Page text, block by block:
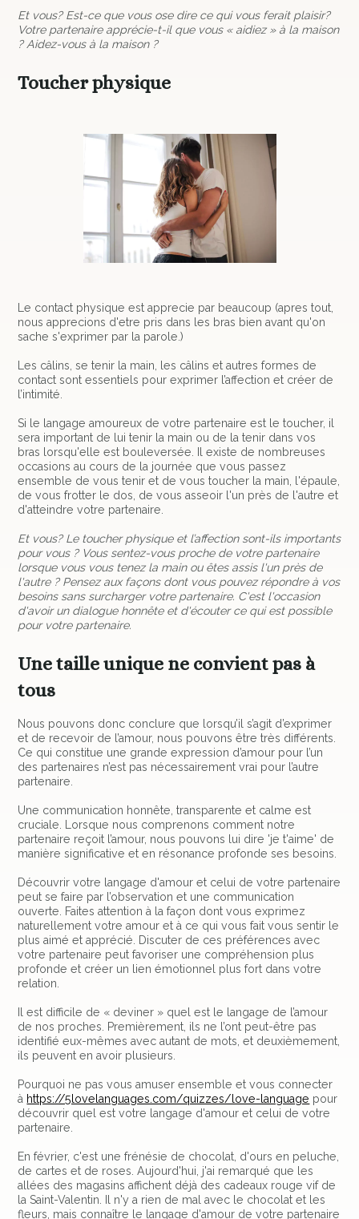
Et vous? Est-ce que vous ose dire ce qui vous ferait plaisir?
Votre partenaire apprécie-t-il que vous « aidiez » à la maison
? Aidez-vous à la maison ?
Toucher physique
Le contact physique est apprecie par beaucoup (apres tout,
nous apprecions d'etre pris dans les bras bien avant qu'on
sache s'exprimer par la parole.)
Les câlins, se tenir la main, les câlins et autres formes de
contact sont essentiels pour exprimer l’affection et créer de
l’intimité.
Si le langage amoureux de votre partenaire est le toucher, il
sera important de lui tenir la main ou de la tenir dans vos
bras lorsqu'elle est bouleversée. Il existe de nombreuses
occasions au cours de la journée que vous passez
ensemble de vous tenir et de vous toucher la main, l'épaule,
de vous frotter le dos, de vous asseoir l'un près de l'autre et
d'atteindre votre partenaire.
Et vous? Le toucher physique et l’affection sont-ils importants
pour vous ? Vous sentez-vous proche de votre partenaire
lorsque vous vous tenez la main ou êtes assis l'un près de
l'autre ? Pensez aux façons dont vous pouvez répondre à vos
besoins sans surcharger votre partenaire. C'est l'occasion
d'avoir un dialogue honnête et d'écouter ce qui est possible
pour votre partenaire.
Une taille unique ne convient pas à
tous
Nous pouvons donc conclure que lorsqu’il s’agit d’exprimer
et de recevoir de l’amour, nous pouvons être très différents.
Ce qui constitue une grande expression d’amour pour l’un
des partenaires n’est pas nécessairement vrai pour l’autre
partenaire.
Une communication honnête, transparente et calme est
cruciale. Lorsque nous comprenons comment notre
partenaire reçoit l’amour, nous pouvons lui dire 'je t'aime' de
manière significative et en résonance profonde ses besoins.
Découvrir votre langage d'amour et celui de votre partenaire
peut se faire par l’observation et une communication
ouverte. Faites attention à la façon dont vous exprimez
naturellement votre amour et à ce qui vous fait vous sentir le
plus aimé et apprécié. Discuter de ces préférences avec
votre partenaire peut favoriser une compréhension plus
profonde et créer un lien émotionnel plus fort dans votre
relation.
Il est difficile de « deviner » quel est le langage de l’amour
de nos proches. Premièrement, ils ne l’ont peut-être pas
identifié eux-mêmes avec autant de mots, et deuxièmement,
ils peuvent en avoir plusieurs.
Pourquoi ne pas vous amuser ensemble et vous connecter
à https://5lovelanguages.com/quizzes/love-language pour
découvrir quel est votre langage d'amour et celui de votre
partenaire.
En février, c'est une frénésie de chocolat, d'ours en peluche,
de cartes et de roses. Aujourd'hui, j'ai remarqué que les
allées des magasins affichent déjà des cadeaux rouge vif de
la Saint-Valentin. Il n'y a rien de mal avec le chocolat et les
fleurs, mais connaître le langage d'amour de votre partenaire